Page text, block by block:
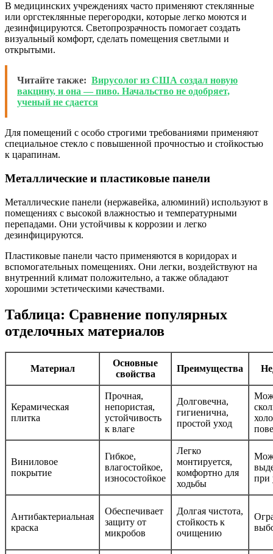
В медицинских учреждениях часто применяют стеклянные
или оргстеклянные перегородки, которые легко моются и
дезинфицируются. Светопрозрачность помогает создать
визуальный комфорт, сделать помещения светлыми и
открытыми.
Читайте также: Вирусолог из США создал новую
вакцину, и она — пиво. Начальство не одобряет,
ученый не сдается
Для помещений с особо строгими требованиями применяют
специальное стекло с повышенной прочностью и стойкостью
к царапинам.
Металлические и пластиковые панели
Металлические панели (нержавейка, алюминий) используют в
помещениях с высокой влажностью и температурными
перепадами. Они устойчивы к коррозии и легко
дезинфицируются.
Пластиковые панели часто применяются в коридорах и
вспомогательных помещениях. Они легки, воздействуют на
внутренний климат положительно, а также обладают
хорошими эстетическими качествами.
Таблица: Сравнение популярных
отделочных материалов
Материал
Основные
свойства
Преимущества
Керамическая
плитка
Прочная,
непористая,
устойчивость
к влаге
Долговечна,
гигиенична,
простой уход
Виниловое
покрытие
Гибкое,
влагостойкое,
износостойкое
Легко
монтируется,
комфортно для
ходьбы
при
Антибактериальная
краска
Обеспечивает
защиту от
микробов
Долгая чистота,
стойкость к
очищению